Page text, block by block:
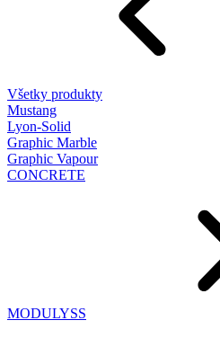
Všetky produkty
Mustang
Lyon-Solid
Graphic Marble
Graphic Vapour
CONCRETE
MODULYSS